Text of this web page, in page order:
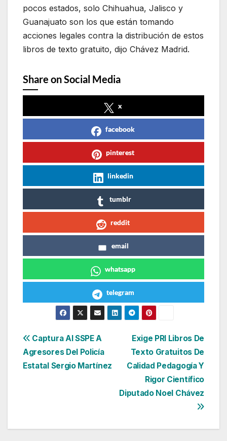
pocos estados, solo Chihuahua, Jalisco y
Guanajuato son los que están tomando
acciones legales contra la distribución de estos
libros de texto gratuito, dijo Chávez Madrid.
Share on Social Media
x
facebook
pinterest
linkedin
tumblr
reddit
email
whatsapp
telegram
Navegación
de
Exige PRI Libros De
Texto Gratuitos De
Calidad Pedagogía Y
Rigor Científico
Diputado Noel Chávez
Captura Al SSPE A
Agresores Del Policía
Estatal Sergio Martínez